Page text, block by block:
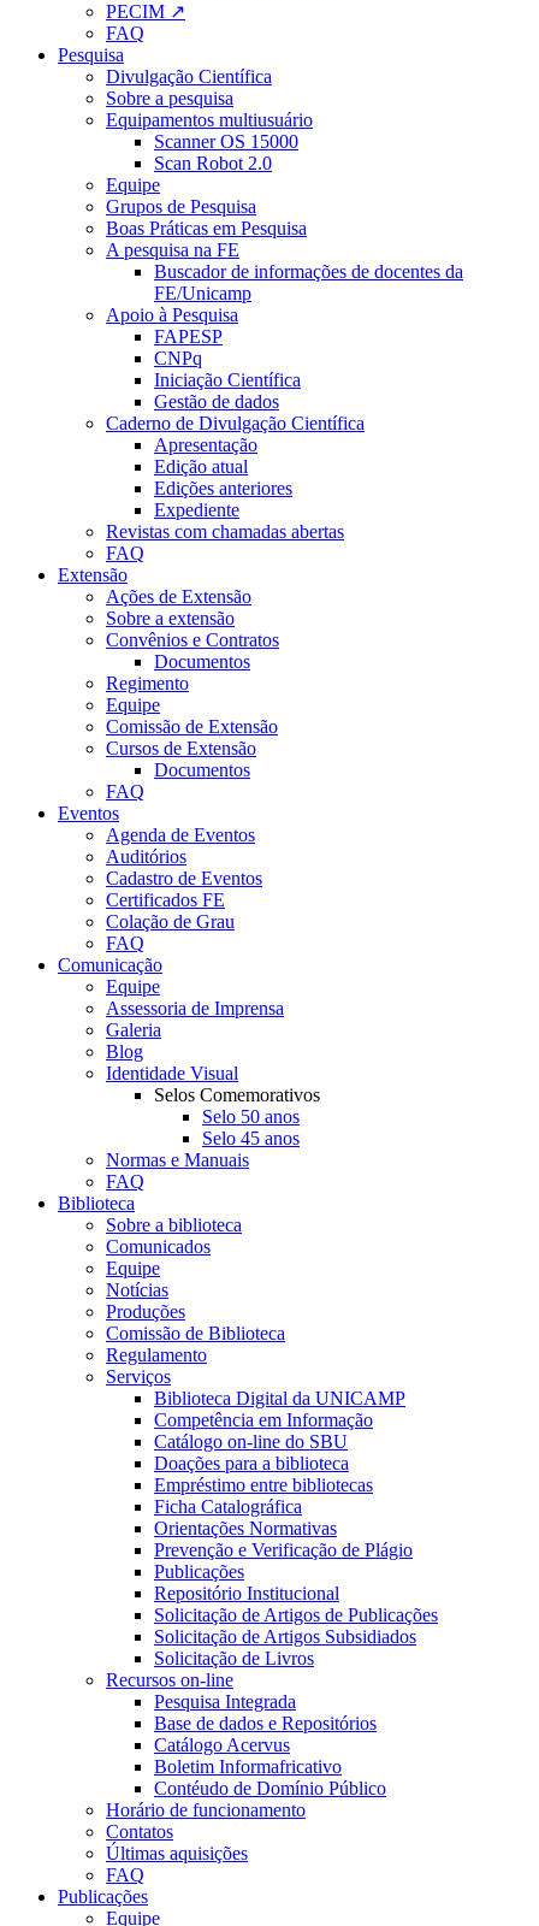
PECIM ↗
FAQ
Pesquisa
Divulgação Científica
Sobre a pesquisa
Equipamentos multiusuário
Scanner OS 15000
Scan Robot 2.0
Equipe
Grupos de Pesquisa
Boas Práticas em Pesquisa
A pesquisa na FE
Buscador de informações de docentes da
FE/Unicamp
Apoio à Pesquisa
FAPESP
CNPq
Iniciação Científica
Gestão de dados
Caderno de Divulgação Científica
Apresentação
Edição atual
Edições anteriores
Expediente
Revistas com chamadas abertas
FAQ
Extensão
Ações de Extensão
Sobre a extensão
Convênios e Contratos
Documentos
Regimento
Equipe
Comissão de Extensão
Cursos de Extensão
Documentos
FAQ
Eventos
Agenda de Eventos
Auditórios
Cadastro de Eventos
Certificados FE
Colação de Grau
FAQ
Comunicação
Equipe
Assessoria de Imprensa
Galeria
Blog
Identidade Visual
Selos Comemorativos
Selo 50 anos
Selo 45 anos
Normas e Manuais
FAQ
Biblioteca
Sobre a biblioteca
Comunicados
Equipe
Notícias
Produções
Comissão de Biblioteca
Regulamento
Serviços
Biblioteca Digital da UNICAMP
Competência em Informação
Catálogo on-line do SBU
Doações para a biblioteca
Empréstimo entre bibliotecas
Ficha Catalográfica
Orientações Normativas
Prevenção e Verificação de Plágio
Publicações
Repositório Institucional
Solicitação de Artigos de Publicações
Solicitação de Artigos Subsidiados
Solicitação de Livros
Recursos on-line
Pesquisa Integrada
Base de dados e Repositórios
Catálogo Acervus
Boletim Informafricativo
Contéudo de Domínio Público
Horário de funcionamento
Contatos
Últimas aquisições
FAQ
Publicações
Equipe